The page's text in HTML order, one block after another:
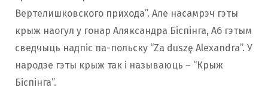
Вертелишковского прихода”. Але насамрэч гэты
крыж наогул у гонар Аляксандра Біспінга, Аб гэтым
сведчыць надпіс па-польску “Za duszę Alexandra”. У
народзе гэты крыж так і называюць – “Крыж
Біспінга”.